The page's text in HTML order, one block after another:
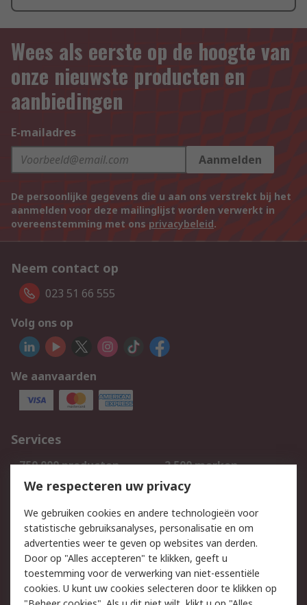
Wees als eerste op de hoogte van
onze nieuwste producten en
aanbiedingen
E-mailadres
Aanmelden
De persoonlijke gegevens die u aan ons verstrekt bij het
aanmelden voor deze mailinglijst worden verwerkt in
overeenstemming met ons privacybeleid.
Neem contact op
023 51 66 555
Volg ons op
We aanvaarden
Services
750.000 producten
2.500 merken
Bestellen
Inkoopoplossingen
Track & Trace
Wettelijk
Cookiebeleid
Email veiligheid
We respecteren uw privacy
We gebruiken cookies en andere technologieën voor
statistische gebruiksanalyses, personalisatie en om
advertenties weer te geven op websites van derden.
Door op "Alles accepteren" te klikken, geeft u
toestemming voor de verwerking van niet-essentiële
cookies. U kunt uw cookies selecteren door te klikken op